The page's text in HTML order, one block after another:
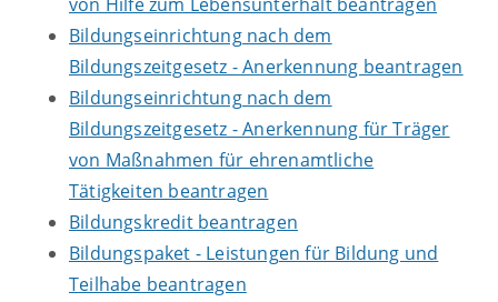
von Hilfe zum Lebensunterhalt beantragen
Bildungseinrichtung nach dem
Bildungszeitgesetz - Anerkennung beantragen
Bildungseinrichtung nach dem
Bildungszeitgesetz - Anerkennung für Träger
von Maßnahmen für ehrenamtliche
Tätigkeiten beantragen
Bildungskredit beantragen
Bildungspaket - Leistungen für Bildung und
Teilhabe beantragen